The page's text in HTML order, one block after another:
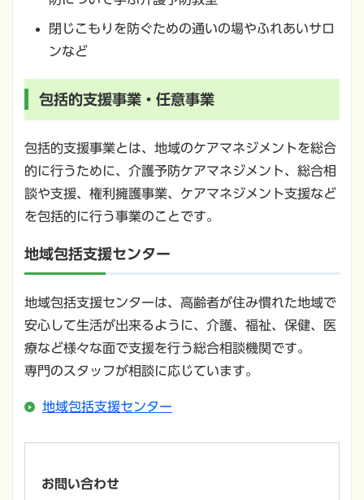
閉じこもりを防ぐための通いの場やふれあいサロ
ンなど
包括的支援事業・任意事業
包括的支援事業とは、地域のケアマネジメントを総合
的に行うために、介護予防ケアマネジメント、総合相
談や支援、権利擁護事業、ケアマネジメント支援など
を包括的に行う事業のことです。
地域包括支援センター
地域包括支援センターは、高齢者が住み慣れた地域で
安心して生活が出来るように、介護、福祉、保健、医
療など様々な面で支援を行う総合相談機関です。
専門のスタッフが相談に応じています。
地域包括支援センター
お問い合わせ